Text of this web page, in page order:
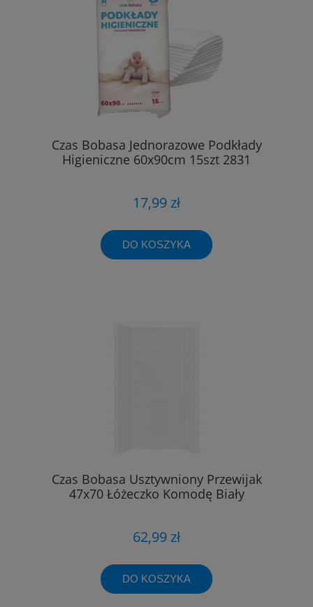
Czas Bobasa Jednorazowe Podkłady
Higieniczne 60x90cm 15szt 2831
17,99 zł
DO KOSZYKA
Czas Bobasa Usztywniony Przewijak
47x70 Łóżeczko Komodę Biały
62,99 zł
DO KOSZYKA